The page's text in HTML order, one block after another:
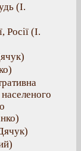
(І.
Росії (І.